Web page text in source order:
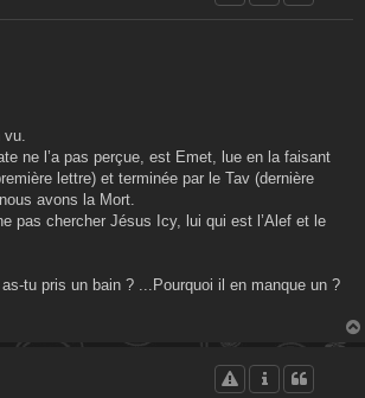
ne l’a pas perçue, est Emet, lue en la faisant
lettre) et terminée par le Tav (dernière
avons la Mort.
pas chercher Jésus Icy, lui qui est l’Alef et le
tu pris un bain ? ...Pourquoi il en manque un ?